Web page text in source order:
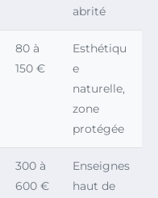
abrité
80 à
150 €
Esthétiqu
e
naturelle,
zone
protégée
300 à
600 €
Enseignes
haut de